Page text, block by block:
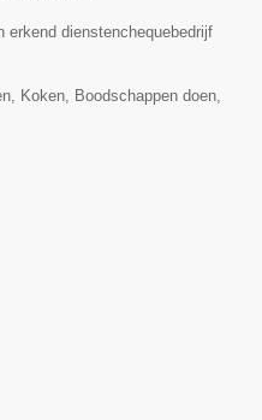
erkend dienstenchequebedrijf
Koken, Boodschappen doen,